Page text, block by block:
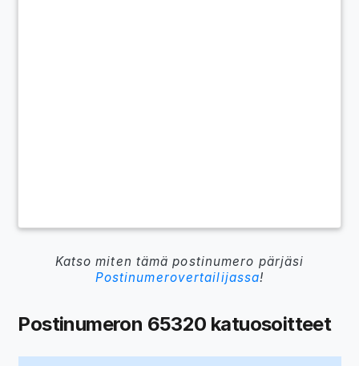
Katso miten tämä postinumero pärjäsi
Postinumerovertailijassa!
Postinumeron 65320 katuosoitteet